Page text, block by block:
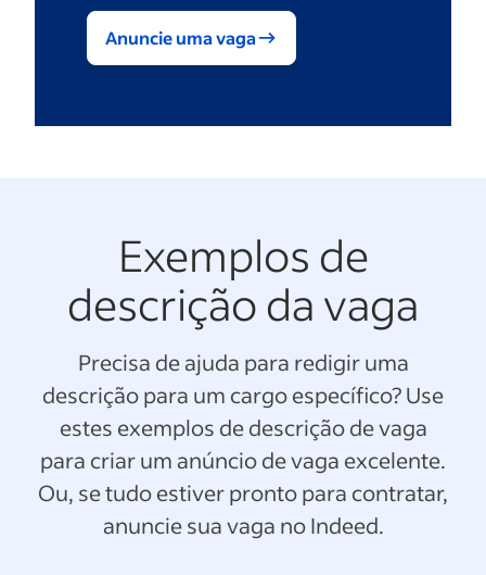
Anuncie uma vaga
Exemplos de
descrição da vaga
Precisa de ajuda para redigir uma
descrição para um cargo específico? Use
estes exemplos de descrição de vaga
para criar um anúncio de vaga excelente.
Ou, se tudo estiver pronto para contratar,
anuncie sua vaga no Indeed.